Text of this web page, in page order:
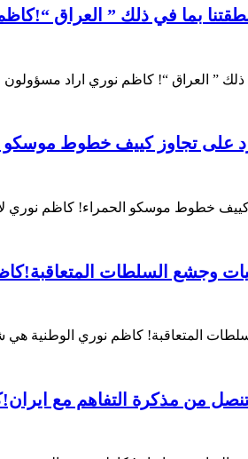
بما في ذلك ” العراق
” العراق “! كاظم نوري اراد مسؤولون
على تجاوز كييف خطوط
كييف خطوط موسكو الحمراء! كاظم نوري
وجشع السلطات
المتعاقبة! كاظم نوري الوطنية هي
من مذكرة التفاهم مع